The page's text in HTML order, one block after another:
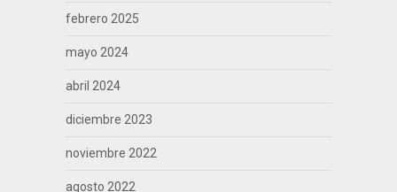
febrero 2025
mayo 2024
abril 2024
diciembre 2023
noviembre 2022
agosto 2022